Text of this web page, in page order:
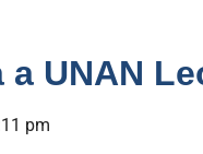
a UNAN
pm